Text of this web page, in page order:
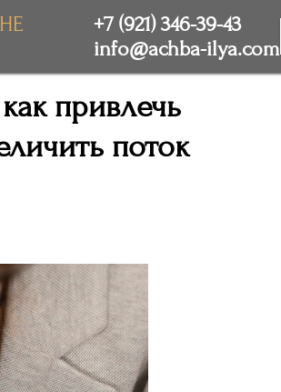
+7 (921) 346-39-43
info@achba-ilya.com
привлечь
поток